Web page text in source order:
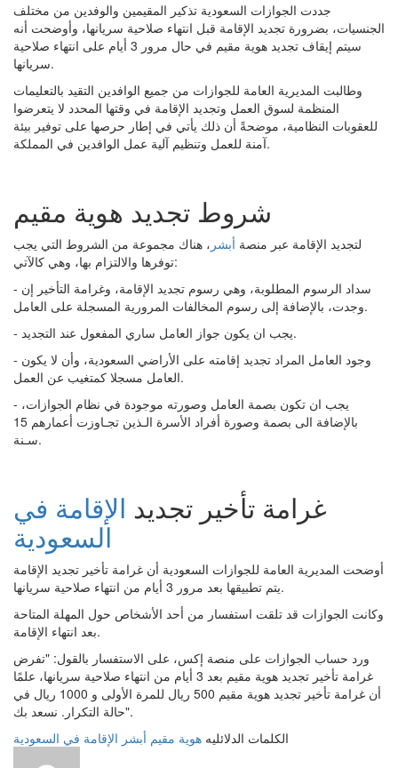
جددت الجوازات السعودية تذكير المقيمين والوفدين من مختلف
الجنسيات، بضرورة تجديد الإقامة قبل انتهاء صلاحية سريانها، وأوضحت أنه
سيتم إيقاف تجديد هوية مقيم في حال مرور 3 أيام على انتهاء صلاحية
سريانها.
وطالبت المديرية العامة للجوازات من جميع الوافدين التقيد بالتعليمات
المنظمة لسوق العمل وتجديد الإقامة في وقتها المحدد لا يتعرضوا
للعقوبات النظامية، موضحةً أن ذلك يأتي في إطار حرصها على توفير بيئة
آمنة للعمل وتنظيم آلية عمل الوافدين في المملكة.
شروط تجديد هوية مقيم
لتجديد الإقامة عبر منصة أبشر ، هناك مجموعة من الشروط التي يجب
توفرها والالتزام بها، وهي كالآتي:
- سداد الرسوم المطلوبة، وهي رسوم تجديد الإقامة، وغرامة التأخير إن
وجدت، بالإضافة إلى رسوم المخالفات المرورية المسجلة على العامل.
- يجب ان يكون جواز العامل ساري المفعول عند التجديد.
- وجود العامل المراد تجديد إقامته على الأراضي السعودية، وأن لا يكون
العامل مسجلا كمتغيب عن العمل.
- يجب ان تكون بصمة العامل وصورته موجودة في نظام الجوازات،
بالإضافة الى بصمة وصورة أفراد الأسرة الـذين تجـاوزت أعمارهم 15
سـنة.
غرامة تأخير تجديد الإقامة في
السعودية
أوضحت المديرية العامة للجوازات السعودية أن غرامة تأخير تجديد الإقامة
يتم تطبيقها بعد مرور 3 أيام من انتهاء صلاحية سريانها.
وكانت الجوازات قد تلقت استفسار من أحد الأشخاص حول المهلة المتاحة
بعد انتهاء الإقامة.
ورد حساب الجوازات على منصة إكس، على الاستفسار بالقول: "تفرض
غرامة تأخير تجديد هوية مقيم بعد 3 أيام من انتهاء صلاحية سريانها، علمًا
أن غرامة تأخير تجديد هوية مقيم 500 ريال للمرة الأولى و 1000 ريال في
حالة التكرار. نسعد بك".
الكلمات الدلائليه هوية مقيم أبشر الإقامة في السعودية